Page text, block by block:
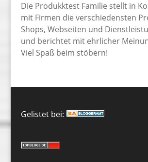
Die Produkktest Familie stellt in
mit Firmen die verschiedensten
Shops, Webseiten und
und berichtet mit ehrlicher
Viel Spaß beim stöbern!
Gelistet bei: